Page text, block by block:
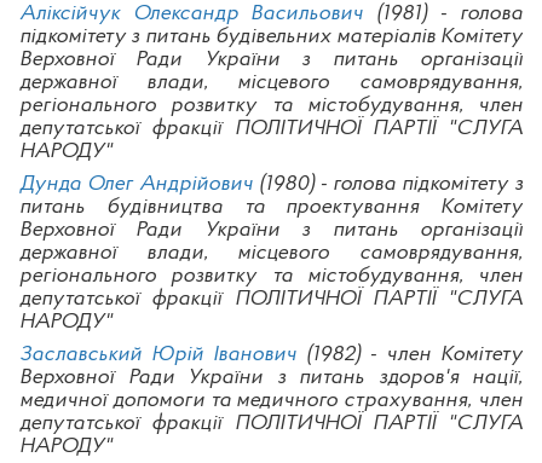
Аліксійчук Олександр Васильович (1981) - голова
підкомітету з питань будівельних матеріалів Комітету
Верховної Ради України з питань організації
державної влади, місцевого самоврядування,
регіонального розвитку та містобудування, член
депутатської фракції ПОЛІТИЧНОЇ ПАРТІЇ "СЛУГА
НАРОДУ"
Дунда Олег Андрійович(1980) - голова підкомітету з
питань будівництва та проектування Комітету
Верховної Ради України з питань організації
державної влади, місцевого самоврядування,
регіонального розвитку та містобудування, член
депутатської фракції ПОЛІТИЧНОЇ ПАРТІЇ "СЛУГА
НАРОДУ"
Заславський Юрій Іванович(1982) - член Комітету
Верховної Ради України з питань здоров'я нації,
медичної допомоги та медичного страхування, член
депутатської фракції ПОЛІТИЧНОЇ ПАРТІЇ "СЛУГА
НАРОДУ"